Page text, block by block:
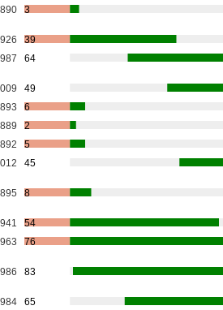
3
39
64
49
6
2
5
45
8
54
76
83
65